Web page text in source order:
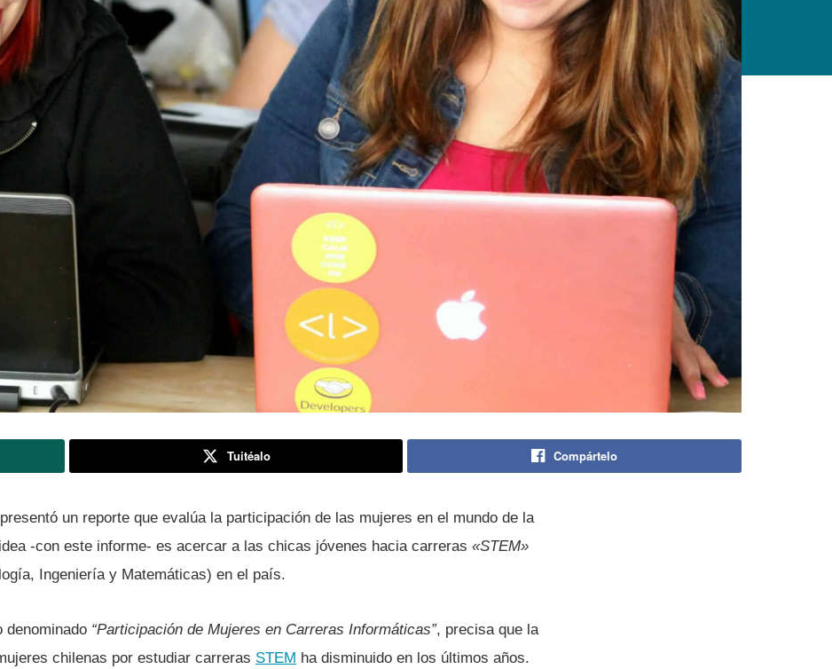
Tuitéalo Compártelo
un reporte que evalúa la participación de las mujeres en el mundo de la
-con este informe- es acercar a las chicas jóvenes hacia carreras «STEM»
Ingenierí­a y Matemáticas) en el paí­s.
denominado “Participación de Mujeres en Carreras Informáticas”, precisa que la
chilenas por estudiar carreras STEM ha disminuido en los últimos años.